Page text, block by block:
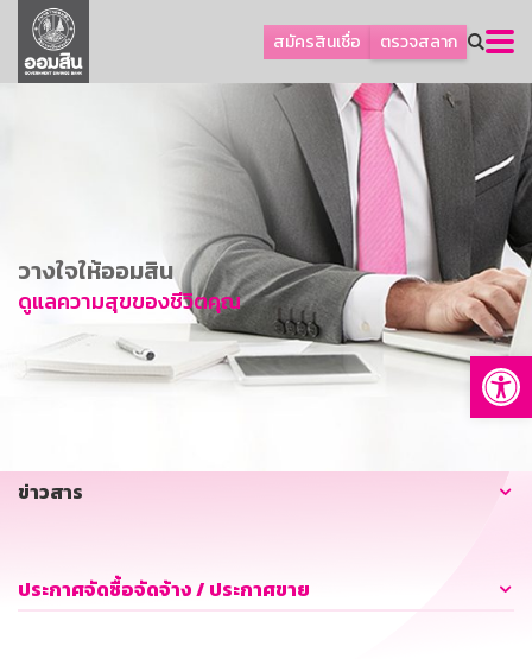
สมัครสินเชื่อ ตรวจสลาก
ลูกค้าธุรกิจ
ลูกค้าผู้ประกอบรายย่อย
การพัฒนาที่ยั่งยืน
ข่าวสาร
บริการทางการเงิน
อื่นๆ
วางใจให้ออมสิน
ดูแลความสุขของชีวิตคุณ
ข่าวสาร
ประกาศจัดซื้อจัดจ้าง / ประกาศขาย